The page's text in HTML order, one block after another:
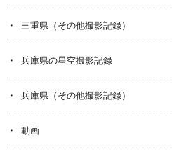
三重県（その他撮影記録）
兵庫県の星空撮影記録
兵庫県（その他撮影記録）
動画